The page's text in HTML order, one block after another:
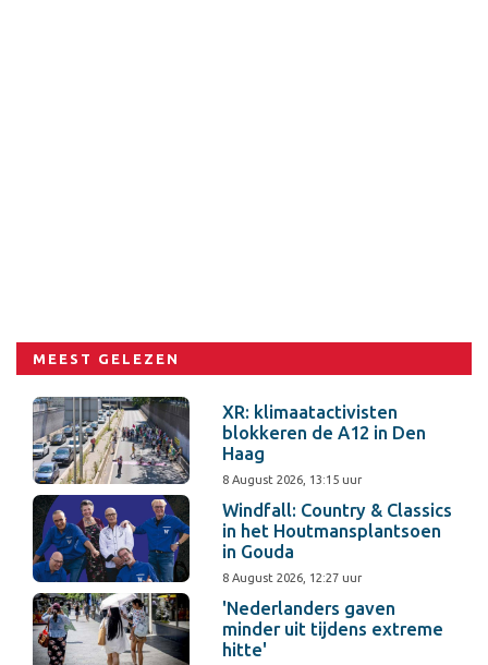
MEEST GELEZEN
XR: klimaatactivisten
blokkeren de A12 in Den
Haag
8 August 2026, 13:15 uur
Windfall: Country & Classics
in het Houtmansplantsoen
in Gouda
8 August 2026, 12:27 uur
'Nederlanders gaven
minder uit tijdens extreme
hitte'